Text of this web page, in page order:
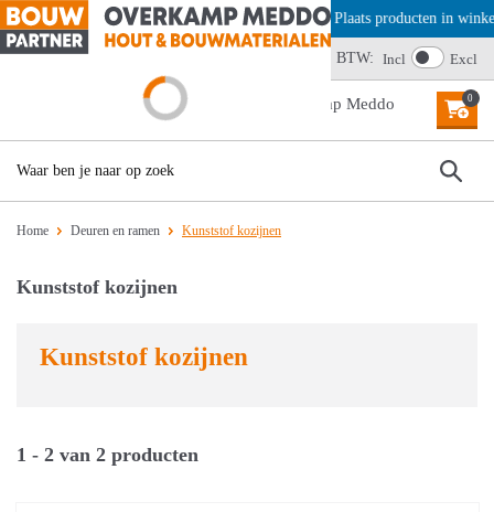
Offerte aanvragen? Plaats producten in
Wij scoren een 4,6 BTW: Incl Excl
0
Home Deuren en ramen Kunststof kozijnen
Kunststof kozijnen
Kunststof kozijnen
1 - 2 van 2 producten